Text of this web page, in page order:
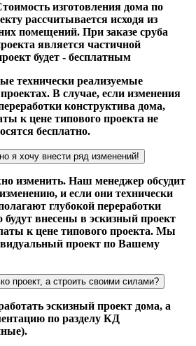
изготовления дома по
рассчитывается исходя из
помещений. При заказе сруба
является частичной
будет - бесплатным
технически реализуемые
В случае, если изменения
конструктива дома,
к цене типового проекта не
бесплатно.
я хочу внести ряд изменений!
изменить. Наш менеджер обсудит
и если они технически
глубокой переработки
будут внесены в эскизный проект
к цене типового проекта. Мы
проект по Вашему
проект, а строить своими силами?
эскизный проект дома, а
по разделу КД